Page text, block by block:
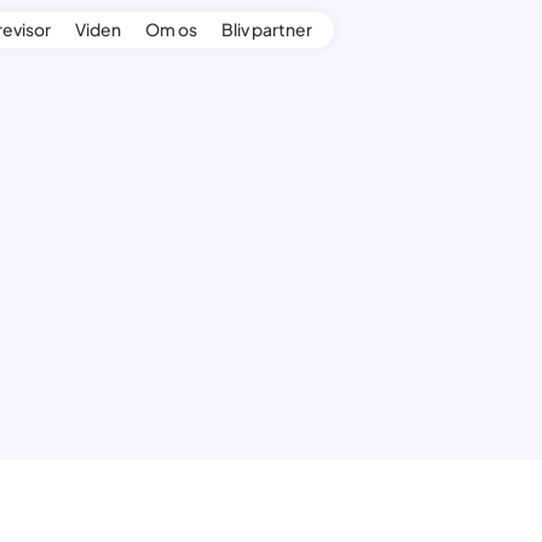
Viden Om os Bliv partner